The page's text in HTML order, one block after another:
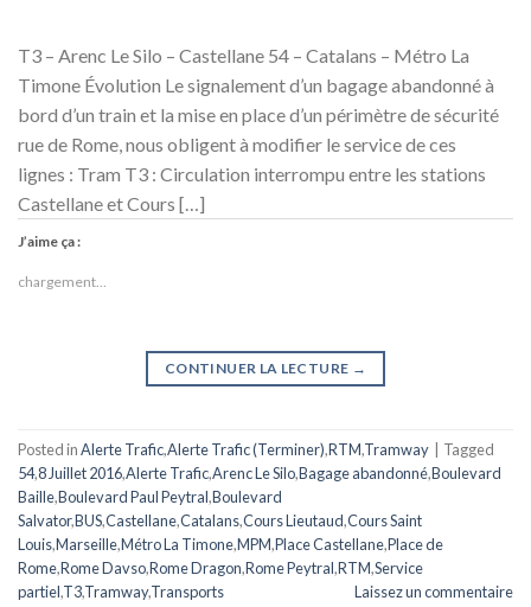
T3 – Arenc Le Silo – Castellane 54 – Catalans – Métro La
Timone Évolution Le signalement d’un bagage abandonné à
bord d’un train et la mise en place d’un périmètre de sécurité
rue de Rome, nous obligent à modifier le service de ces
lignes : Tram T3 : Circulation interrompu entre les stations
Castellane et Cours […]
J’aime ça :
chargement…
CONTINUER LA LECTURE →
Posted inAlerte Trafic,Alerte Trafic (Terminer),RTM,Tramway
Tagged
54,8 Juillet 2016,Alerte Trafic,Arenc Le Silo,Bagage abandonné,Boulevard
Baille,Boulevard Paul Peytral,Boulevard
Salvator,BUS,Castellane,Catalans,Cours Lieutaud,Cours Saint
Louis,Marseille,Métro La Timone,MPM,Place Castellane,Place de
Rome,Rome Davso,Rome Dragon,Rome Peytral,RTM,Service
partiel,T3,Tramway,Transports Laissez un commentaire